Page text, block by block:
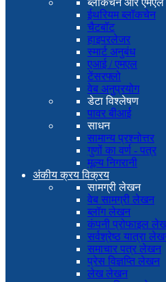
ब्लॉकचेन और एमएल
ईथरियम ब्लॉकचेन
चैटबॉट
हाइपरलेजर
स्मार्ट अनुबंध
एआई / एमएल
टेंसरफ्लो
वेब अनुप्रयोग
डेटा विश्लेषण
पावर बीआई
साधन
सामान्य प्रश्नोत्तर
गुणों का वर्ण - पत्र
मूल्य निगरानी
अंकीय क्रय विक्रय
सामग्री लेखन
वेब सामग्री लेखन
ब्लॉग लेखन
कंपनी प्रोफाइल
सर्वश्रेष्ठ यात्रा
समाचार पत्र लेखन
प्रेस विज्ञप्ति लेखन
लेख लेखन